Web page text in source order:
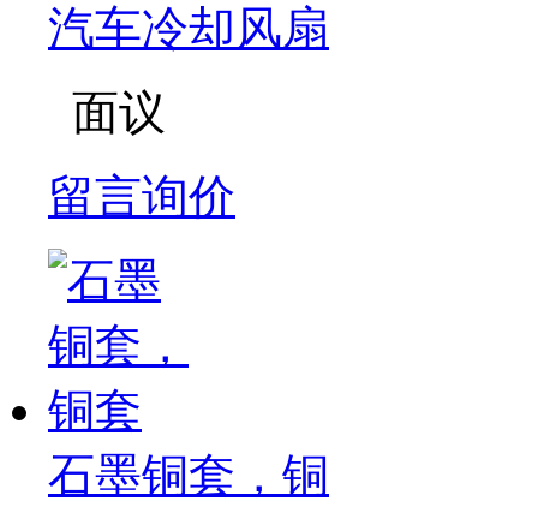
汽车冷却风扇
面议
留言询价
石墨铜套，铜